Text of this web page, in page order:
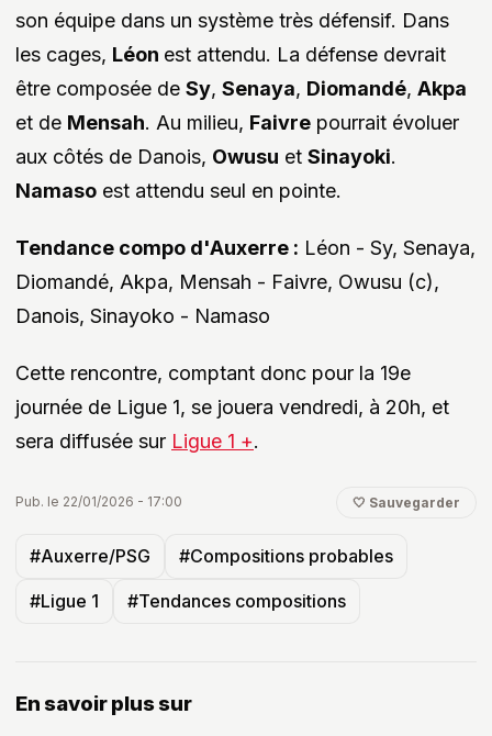
son équipe dans un système très défensif. Dans
les cages, Léon est attendu. La défense devrait
être composée de Sy, Senaya, Diomandé, Akpa
et de Mensah. Au milieu, Faivre pourrait évoluer
aux côtés de Danois, Owusu et Sinayoki.
Namaso est attendu seul en pointe.
Tendance compo d'Auxerre : Léon - Sy, Senaya,
Diomandé, Akpa, Mensah - Faivre, Owusu (c),
Danois, Sinayoko - Namaso
Cette rencontre, comptant donc pour la 19e
journée de Ligue 1, se jouera vendredi, à 20h, et
sera diffusée sur Ligue 1 +.
Pub. le 22/01/2026 - 17:00 🤍 Sauvegarder
#Auxerre/PSG #Compositions probables
#Ligue 1 #Tendances compositions
En savoir plus sur